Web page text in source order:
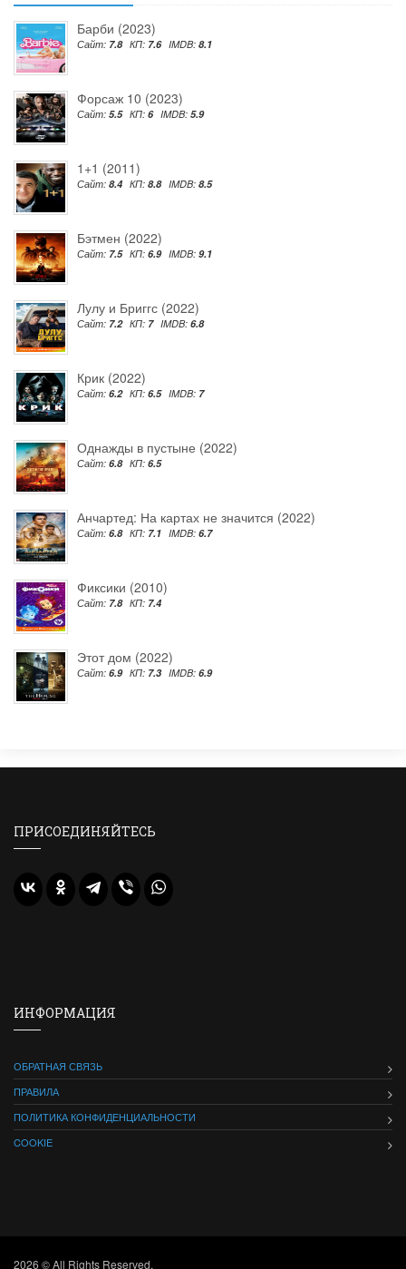
Барби (2023)
Сайт: 7.8 КП: 7.6 IMDB: 8.1
Форсаж 10 (2023)
Сайт: 5.5 КП: 6 IMDB: 5.9
1+1 (2011)
Сайт: 8.4 КП: 8.8 IMDB: 8.5
Бэтмен (2022)
Сайт: 7.5 КП: 6.9 IMDB: 9.1
Лулу и Бриггс (2022)
Сайт: 7.2 КП: 7 IMDB: 6.8
Крик (2022)
Сайт: 6.2 КП: 6.5 IMDB: 7
Однажды в пустыне (2022)
Сайт: 6.8 КП: 6.5
Анчартед: На картах не значится (2022)
Сайт: 6.8 КП: 7.1 IMDB: 6.7
Фиксики (2010)
Сайт: 7.8 КП: 7.4
Этот дом (2022)
Сайт: 6.9 КП: 7.3 IMDB: 6.9
ПРИСОЕДИНЯЙТЕСЬ
ИНФОРМАЦИЯ
ОБРАТНАЯ СВЯЗЬ
ПРАВИЛА
ПОЛИТИКА КОНФИДЕНЦИАЛЬНОСТИ
COOKIE
2026 © All Rights Reserved.